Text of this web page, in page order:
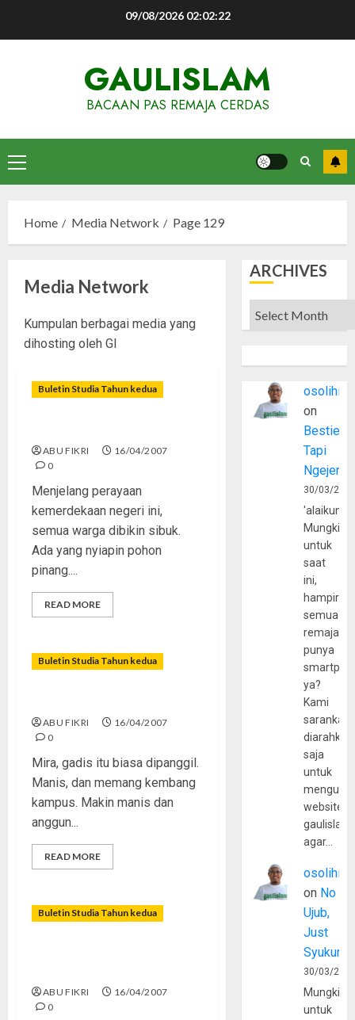
09/08/2026 02:02:23
GAULISLAM
BACAAN PAS REMAJA CERDAS
Primary
Menu
Home Media Network Page 129
Media Network
Kumpulan berbagai media yang
dihosting oleh GI
Buletin Studia Tahun kedua
ABU FIKRI
16/04/2007
0
Menjelang perayaan
kemerdekaan negeri ini,
semua warga dibikin sibuk.
Ada yang nyiapin pohon
pinang....
READ MORE
Buletin Studia Tahun kedua
ABU FIKRI
16/04/2007
0
Mira, gadis itu biasa dipanggil.
Manis, dan memang kembang
kampus. Makin manis dan
anggun...
READ MORE
Buletin Studia Tahun kedua
ABU FIKRI
16/04/2007
0
ARCHIVES
Archives
osolihin
on
Bestie
Tapi
30/03/
Mungkin
untuk
saat
ini,
hampir
semua
remaja
punya
ya?
Kami
sarankan,
diarahkan
saja
untuk
website
agar…
osolihin
on No
Ujub,
Just
Syukur
30/03/
Mungkin
untuk